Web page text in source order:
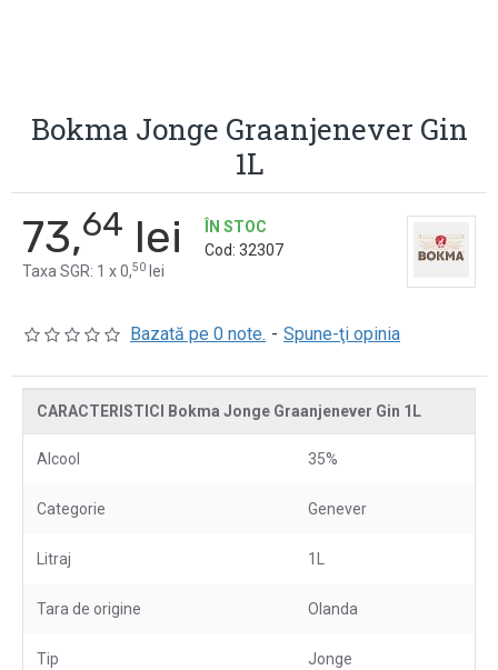
Bokma Jonge Graanjenever Gin
1L
Bazată pe 0 note. - Spune-ţi opinia
73,64 lei
Taxa SGR: 1 x 0,50 lei
ÎN STOC
Cod: 32307
CARACTERISTICI Bokma Jonge Graanjenever Gin 1L
Alcool 35%
Categorie Genever
Litraj 1L
Tara de origine Olanda
Tip Jonge